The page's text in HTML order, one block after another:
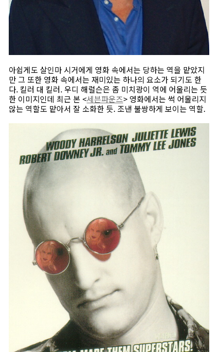
아쉽게도 살인마 시거에게 영화 속에서는 당하는 역을 맡았지
만 그 또한 영화 속에서는 재미있는 하나의 요소가 되기도 한
다. 킬러 대 킬러. 우디 해럴슨은 좀 미치광이 역에 어울리는 듯
한 이미지인데 최근 본 <세븐파운즈> 영화에서는 썩 어울리지
않는 역할도 맡아서 잘 소화한 듯. 조낸 불쌍하게 보이는 역할.